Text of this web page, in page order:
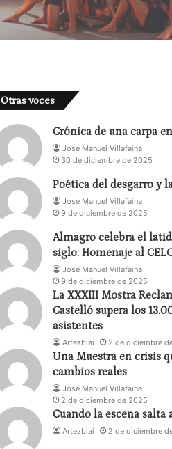
Otras voces
Crónica de una carpa
José Manuel Villafaina
30 de diciembre de 2025
Poética del desgarro y
José Manuel Villafaina
9 de diciembre de 2025
Almagro celebra el
siglo: Homenaje al
José Manuel Villafaina
9 de diciembre de 2025
La XXXIII Mostra
Castelló supera los
asistentes
Artezblai 2 de diciembre
Una Muestra en crisis
cambios reales
José Manuel Villafaina
2 de diciembre de 2025
Cuando la escena salta
Artezblai 2 de diciembre